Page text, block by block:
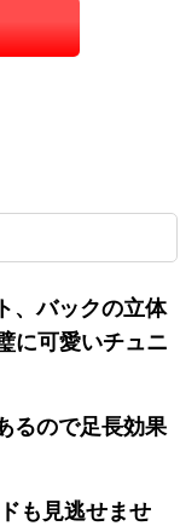
、バックの立体
に可愛いチュニ
るので足長効果
も見逃せませ